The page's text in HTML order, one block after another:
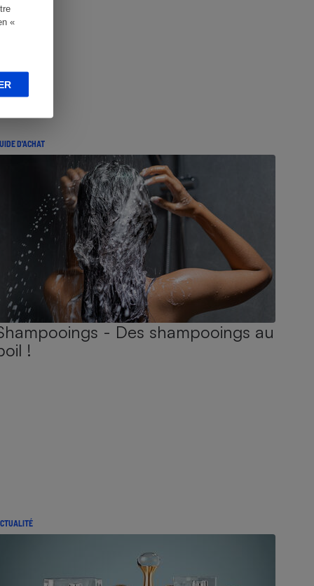
«
D'ACHAT
- Des shampooings au
!